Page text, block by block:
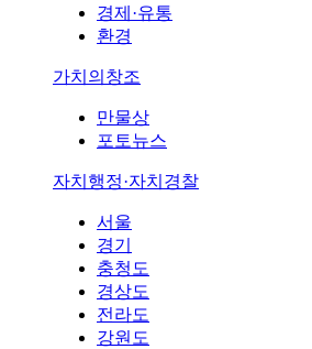
경제·유통
환경
가치의창조
만물상
포토뉴스
자치행정·자치경찰
서울
경기
충청도
경상도
전라도
강원도